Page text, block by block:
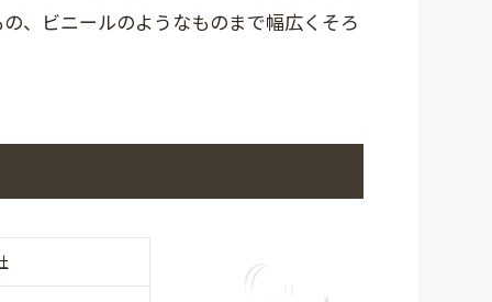
、ビニールのようなものまで幅広くそろ